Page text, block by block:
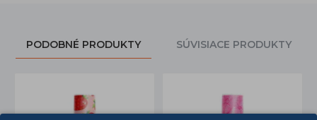
PODOBNÉ PRODUKTY SÚVISIACE PRODUKTY